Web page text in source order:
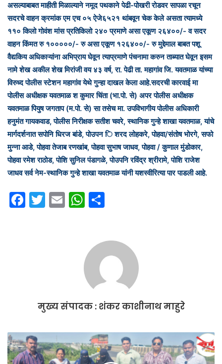
असल्याबाबत माहीती मिळाल्याने नमूद पथकाने पेढी-पोखरी रोडवर सापळा रचून
सदरचे वाहन क्रमांक एम एच ०५ ऐजे६५२१ थांबवून चेक केले असता त्यामध्ये
११० किलो गोवंश मांस प्रतिकिलो २४० प्रमाणे असा एकूण २६४००/- व सदर
वाहन किंमत रु १०००००/- रु असा एकूण १२६४००/- रु मुद्देमाल बाबत पशू
वैद्यकिय अधिकाऱ्यांना अभिप्राय घेवून त्याप्रमाणे पंचनामा करुन ताब्यात घेवून इसम
नामे शेख अकील शेख मिरांजी वय ४३ वर्ष, रा. पेढी ता. महागांव जि. यवतमाळ यांच्या
विरुध्द पोलीस स्टेशन महागांव येथे गुन्हा दाखल केला आहे.सदरची कारवाई मा
पोलीस अधीक्षक यवतमाळ श कुमार चिंता (भा.पो. से) अपर पोलीस अधीक्षक
यवतमाळ पियुष जगताप (म.पो. से) सा तसेच मा. उपविभागीय पोलीस अधिकारी
हनुमंत गायकवाड, पोलीस निरीक्षक सतीश चवरे, स्थानिक गुन्हे शाखा यवतमाळ, यांचे
मार्गदर्शनात सपोनि धिरज बांडे, पोउपन ि शरद लोहकरे, पोहवा/संतोष भोरगे, सफो
मुन्ना आडे, पोहवा तेजाब रणखांब, पोहवा सुभाष जाधव, पोहवा / कुणाल मुंडोकार,
पोहवा रमेश राठोड, पोशि सुनिल पंडागळे, पोउपनि रविंद्र श्रीरामे, पोशि राजेश
जाधव सर्व नेम-स्थानिक गुन्हे शाखा यवतमाळ यांनी यशस्वीरित्या पार पाडली आहे.
F
T
E
W
s
A
p
p
e
मुख्य संपादक : शंकर काशीनाथ माहुरे